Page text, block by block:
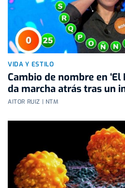
VIDA Y ESTILO
Cambio de nombre en ‘El
da marcha atrás tras un
AITOR RUIZ | NTM